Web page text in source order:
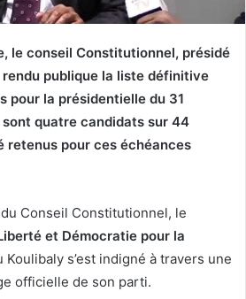
le conseil Constitutionnel, présidé
rendu publique la liste définitive
pour la présidentielle du 31
quatre candidats sur 44
retenus pour ces échéances
Conseil Constitutionnel, le
et Démocratie pour la
Koulibaly s’est indigné à travers une
officielle de son parti.